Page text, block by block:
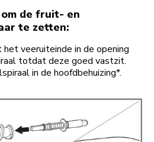
de fruit- en
te zetten:
het veeruiteinde in de opening
totdat deze goed vastzit.
in de hoofdbehuizing*.